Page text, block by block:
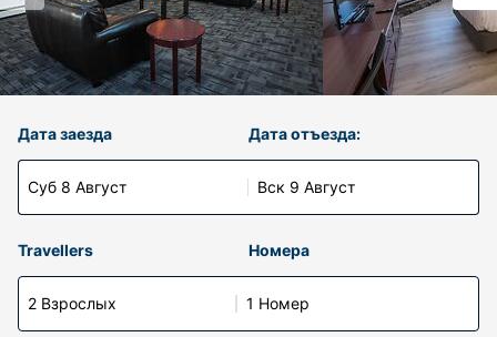
Дата заезда
Суб 8 Август
Дата отъезда:
Вск 9 Август
Travellers Номера
2 Взрослых 1 Номер